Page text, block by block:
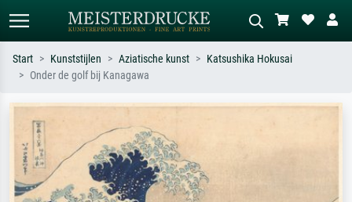
Monet, Sterrennacht, impressionisme,
Hokusai-golf, naakt.
Start Kunststijlen Aziatische kunst
Katsushika Hokusai
Onder de golf bij Kanagawa